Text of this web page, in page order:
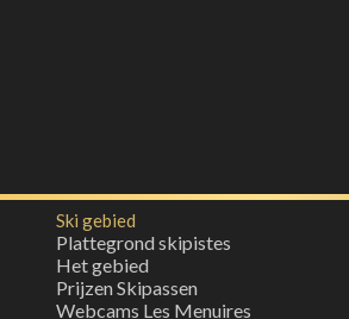
Ski gebied
Plattegrond skipistes
Het gebied
Prijzen Skipassen
Webcams Les Menuires